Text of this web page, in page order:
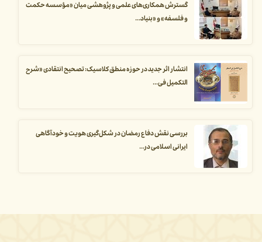
گسترش همکاری‌های علمی و پژوهشی میان «مؤسسه حکمت
و فلسفه» و «بنیاد...
انتشار اثر جدید در حوزه منطق کلاسیک: تصحیح انتقادی «شرح
التکمیل فی...
بررسی نقش دفاع رمضان در شکل‌گیری هویت و خودآگاهی
ایرانی اسلامی در...